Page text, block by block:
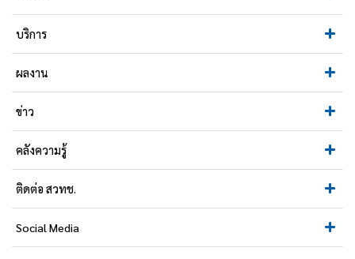
บริการ
ผลงาน
ข่าว
คลังความรู้
ติดต่อ สวทช.
Social Media